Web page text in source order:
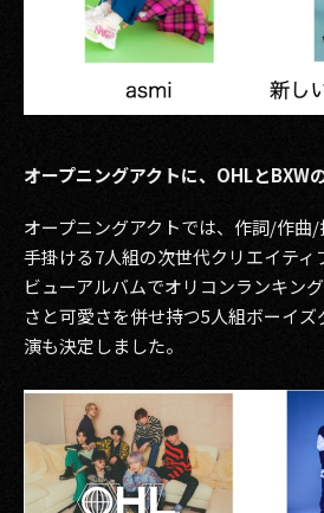
オープニングアクトに、OHLとBXW
オープニングアクトでは、作詞/作曲
手掛ける7人組の次世代クリエイティ
ビューアルバムでオリコンランキン
さと可愛さを併せ持つ5人組ボーイズ
演も決定しました。